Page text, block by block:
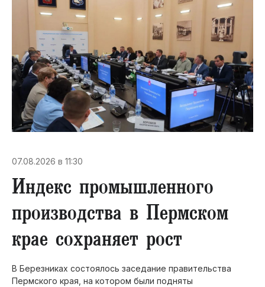
07.08.2026 в 11:30
Индекс промышленного
производства в Пермском
крае сохраняет рост
В Березниках состоялось заседание правительства
Пермского края, на котором были подняты